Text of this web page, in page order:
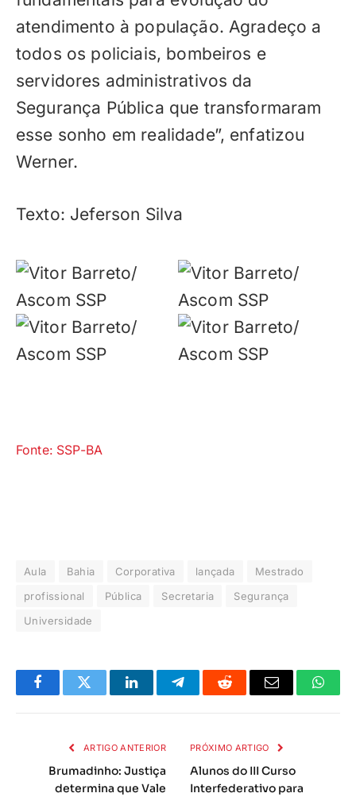
atendimento à população. Agradeço a
todos os policiais, bombeiros e
servidores administrativos da
Segurança Pública que transformaram
esse sonho em realidade”, enfatizou
Werner.
Texto: Jeferson Silva
Fonte: SSP-BA
Aula Bahia Corporativa lançada
Mestrado
profissional
Pública Secretaria
Segurança
Universidade
FacebookTwitter LinkedInTelegramaReddit
E-
ARTIGO ANTERIOR
Brumadinho: Justiça
determina que Vale
PRÓXIMO ARTIGO
Alunos do III Curso
Interfederativo para